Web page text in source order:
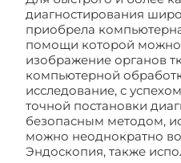
диагностирования
приобрела
помощи которой можно
изображение органов
компьютерной
исследование, с
точной постановки
безопасным методом,
можно неоднократно
Эндоскопия, также